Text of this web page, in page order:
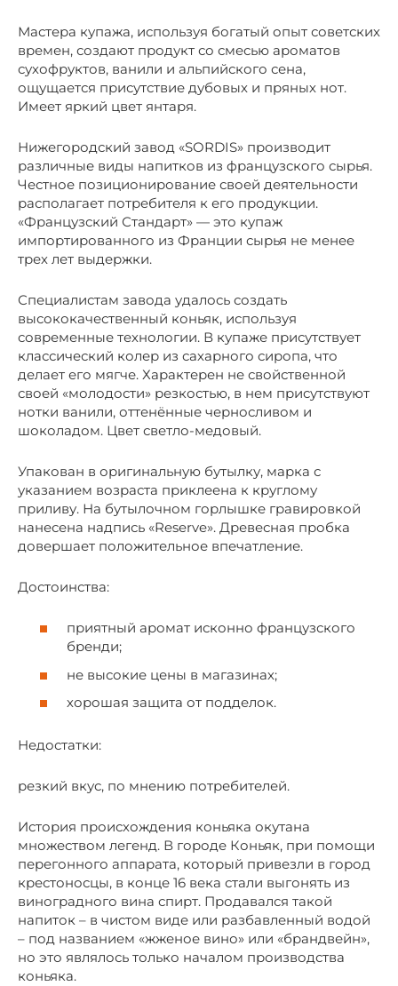
Мастера купажа, используя богатый опыт советских
времен, создают продукт со смесью ароматов
сухофруктов, ванили и альпийского сена,
ощущается присутствие дубовых и пряных нот.
Имеет яркий цвет янтаря.
Нижегородский завод «SORDIS» производит
различные виды напитков из французского сырья.
Честное позиционирование своей деятельности
располагает потребителя к его продукции.
«Французский Стандарт» — это купаж
импортированного из Франции сырья не менее
трех лет выдержки.
Специалистам завода удалось создать
высококачественный коньяк, используя
современные технологии. В купаже присутствует
классический колер из сахарного сиропа, что
делает его мягче. Характерен не свойственной
своей «молодости» резкостью, в нем присутствуют
нотки ванили, оттенённые черносливом и
шоколадом. Цвет светло-медовый.
Упакован в оригинальную бутылку, марка с
указанием возраста приклеена к круглому
приливу. На бутылочном горлышке гравировкой
нанесена надпись «Reserve». Древесная пробка
довершает положительное впечатление.
Достоинства:
приятный аромат исконно французского
бренди;
не высокие цены в магазинах;
хорошая защита от подделок.
Недостатки:
резкий вкус, по мнению потребителей.
История происхождения коньяка окутана
множеством легенд. В городе Коньяк, при помощи
перегонного аппарата, который привезли в город
крестоносцы, в конце 16 века стали выгонять из
виноградного вина спирт. Продавался такой
напиток – в чистом виде или разбавленный водой
– под названием «жженое вино» или «брандвейн»,
но это являлось только началом производства
коньяка.